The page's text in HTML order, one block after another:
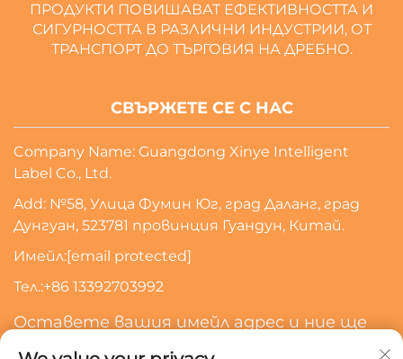
ПРОДУКТИ ПОВИШАВАТ ЕФЕКТИВНОСТТА И
СИГУРНОСТТА В РАЗЛИЧНИ ИНДУСТРИИ, ОТ
ТРАНСПОРТ ДО ТЪРГОВИЯ НА ДРЕБНО.
СВЪРЖЕТЕ СЕ С НАС
Company Name: Guangdong Xinye Intelligent
Label Co., Ltd.
Add: №58, Улица Фумин Юг, град Даланг, град
Дунгуан, 523781 провинция Гуандун, Китай.
Имейл:[email protected]
Тел.:+86 13392703992
Оставете вашия имейл адрес и ние ще